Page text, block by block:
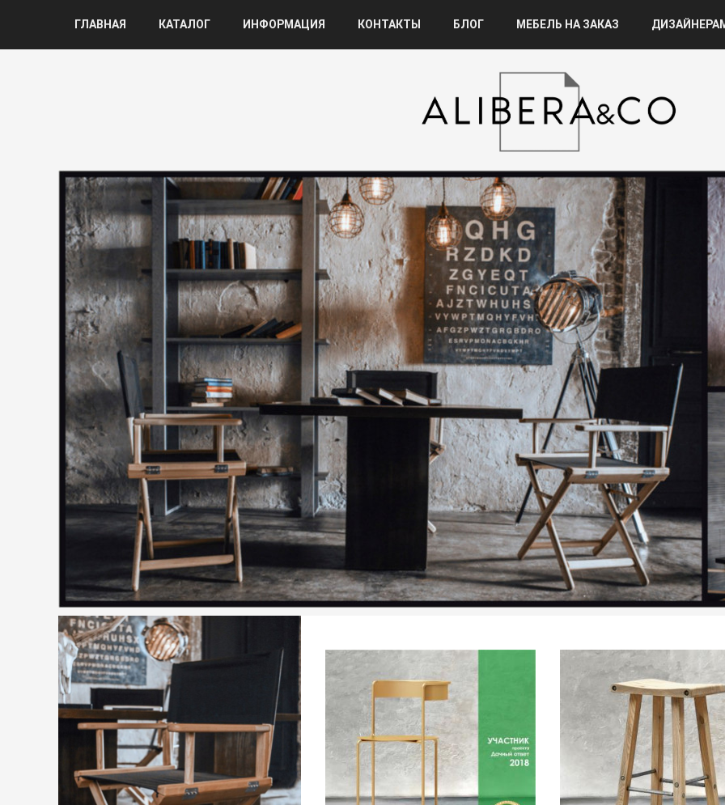
ГЛАВНАЯ КАТАЛОГ ИНФОРМАЦИЯ КОНТАКТЫ БЛОГ МЕБЕЛЬ НА ЗАКАЗ